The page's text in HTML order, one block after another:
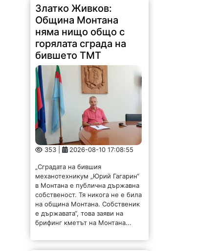
Златко Живков:
Община Монтана
няма нищо общо с
горялата сграда на
бившето ТМТ
353 | 2026-08-10 17:08:55
„Сградата на бившия
механотехникум „Юрий Гагарин“
в Монтана е публична държавна
собственост. Тя никога не е била
на община Монтана. Собственик
е държавата“, това заяви на
брифинг кметът на Монтана...